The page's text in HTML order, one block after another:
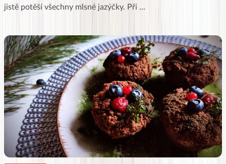
jistě potěší všechny mlsné jazýčky. Při ...